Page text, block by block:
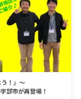
！」〜
部市が再登場！